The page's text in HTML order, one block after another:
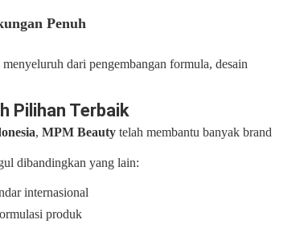
Penuh
dari pengembangan formula, desain
Pilihan Terbaik
, MPM Beauty telah membantu banyak brand
dibandingkan yang lain:
internasional
produk